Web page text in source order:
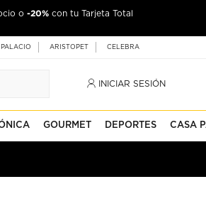
o -20% con tu Tarjeta Total
Palacio
ARISTOPET CELEBRA
INICIAR SESIÓN
GOURMET DEPORTES CASA